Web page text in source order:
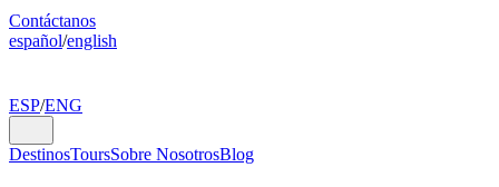
Contáctanos
español/english
ESP/ENG
DestinosToursSobre NosotrosBlog